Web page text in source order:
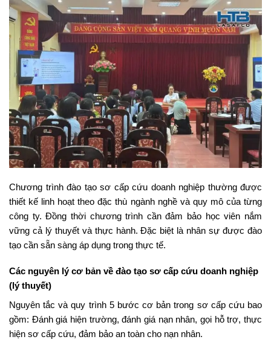
Chương trình đào tạo sơ cấp cứu doanh nghiệp thường được
thiết kế linh hoạt theo đặc thù ngành nghề và quy mô của từng
công ty. Đồng thời chương trình cần đảm bảo học viên nắm
vững cả lý thuyết và thực hành. Đặc biệt là nhân sự được đào
tạo cần sẵn sàng áp dụng trong thực tế.
Các nguyên lý cơ bản về đào tạo sơ cấp cứu doanh nghiệp
(lý thuyết)
Nguyên tắc và quy trình 5 bước cơ bản trong sơ cấp cứu bao
gồm: Đánh giá hiện trường, đánh giá nạn nhân, gọi hỗ trợ, thực
hiện sơ cấp cứu, đảm bảo an toàn cho nạn nhân.